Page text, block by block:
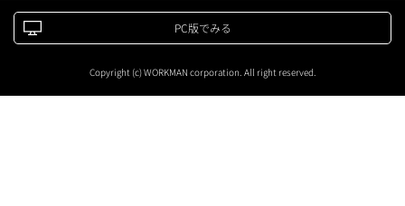
PC版でみる
Copyright (c) WORKMAN corporation. All right reserved.